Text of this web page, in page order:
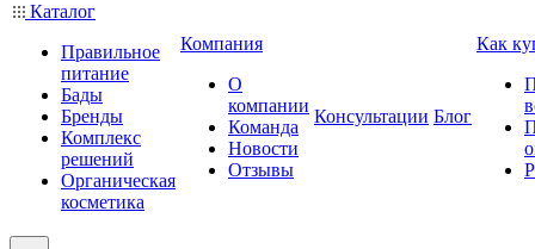
Каталог
Правильное
питание
Бады
Бренды
Комплекс
решений
Органическая
косметика
Компания
О
компании
Команда
Новости
Отзывы
Консультации Блог
Как